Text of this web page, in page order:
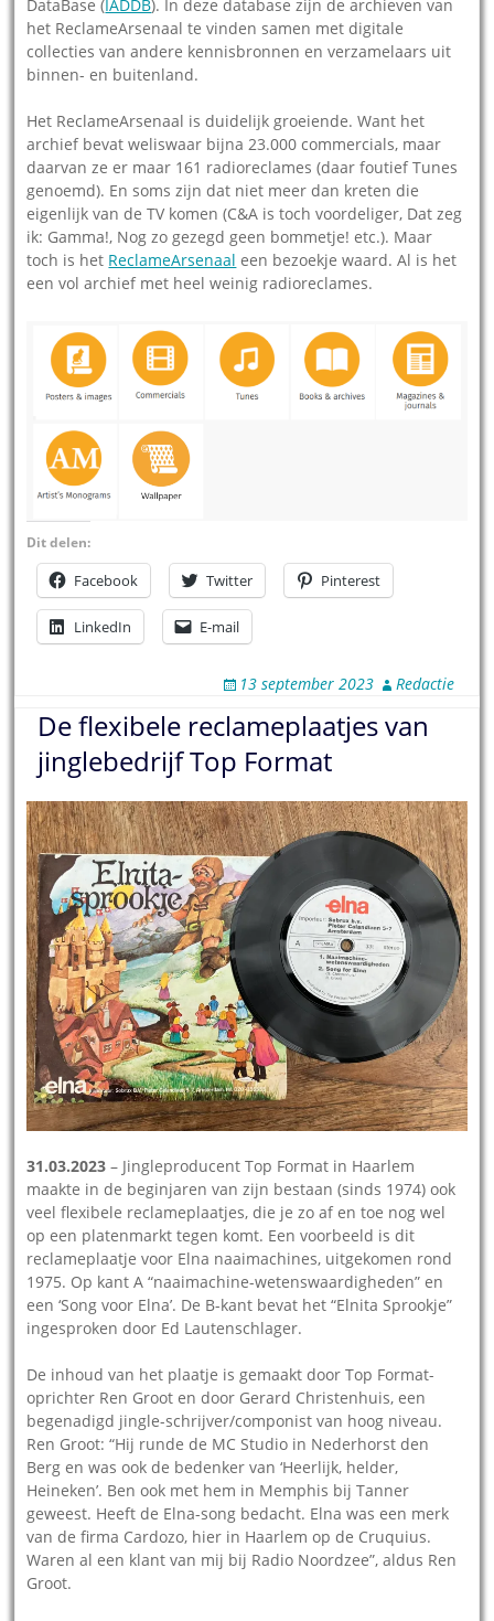
DataBase ( IADDB). In deze database zijn de archieven van
het ReclameArsenaal te vinden samen met digitale
collecties van andere kennisbronnen en verzamelaars uit
binnen- en buitenland.
Het ReclameArsenaal is duidelijk groeiende. Want het
archief bevat weliswaar bijna 23.000 commercials, maar
daarvan ze er maar 161 radioreclames (daar foutief Tunes
genoemd). En soms zijn dat niet meer dan kreten die
eigenlijk van de TV komen (C&A is toch voordeliger, Dat zeg
ik: Gamma!, Nog zo gezegd geen bommetje! etc.). Maar
toch is het ReclameArsenaal een bezoekje waard. Al is het
een vol archief met heel weinig radioreclames.
Dit delen:
Facebook Twitter Pinterest
LinkedIn E-mail
13 september 2023 Redactie
De flexibele reclameplaatjes van
jinglebedrijf Top Format
31.03.2023 – Jingleproducent Top Format in Haarlem
maakte in de beginjaren van zijn bestaan (sinds 1974) ook
veel flexibele reclameplaatjes, die je zo af en toe nog wel
op een platenmarkt tegen komt. Een voorbeeld is dit
reclameplaatje voor Elna naaimachines, uitgekomen rond
1975. Op kant A “naaimachine-wetenswaardigheden” en
een ‘Song voor Elna’. De B-kant bevat het “Elnita Sprookje”
ingesproken door Ed Lautenschlager.
De inhoud van het plaatje is gemaakt door Top Format-
oprichter Ren Groot en door Gerard Christenhuis, een
begenadigd jingle-schrijver/componist van hoog niveau.
Ren Groot: “Hij runde de MC Studio in Nederhorst den
Berg en was ook de bedenker van ‘Heerlijk, helder,
Heineken’. Ben ook met hem in Memphis bij Tanner
geweest. Heeft de Elna-song bedacht. Elna was een merk
van de firma Cardozo, hier in Haarlem op de Cruquius.
Waren al een klant van mij bij Radio Noordzee”, aldus Ren
Groot.